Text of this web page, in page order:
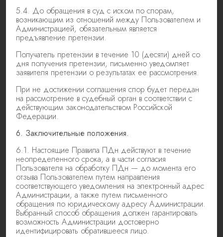
5.4. До обращения в суд с иском по спорам,
возникающим из отношений между Пользователем и
Администрацией, обязательным является
предъявление претензии.
Получатель претензии в течение 10 (десяти) дней со
дня получения претензии, письменно уведомляет
заявителя претензии о результатах ее рассмотрения.
При не достижении соглашения спор будет передан
на рассмотрение в судебный орган в соответствии с
действующим законодательством Российской
Федерации.
6. Заключительные положения.
6.1. Настоящие Правила ПДн действуют в течение
неопределенного срока, а в части согласия
Пользователя на обработку ПДн — до момента его
отзыва Пользователем путем направления
соответствующего уведомления на электронный адрес
Администрации, а также путем письменного
обращения по юридическому адресу Администрации.
Выбранный способ обращения должен гарантировать
возможность Администрации достоверно
идентифицировать обратившееся лицо.